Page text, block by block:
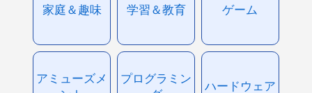
家庭＆趣味 学習＆教育 ゲーム
アミューズメ
プログラミン
ハードウェア